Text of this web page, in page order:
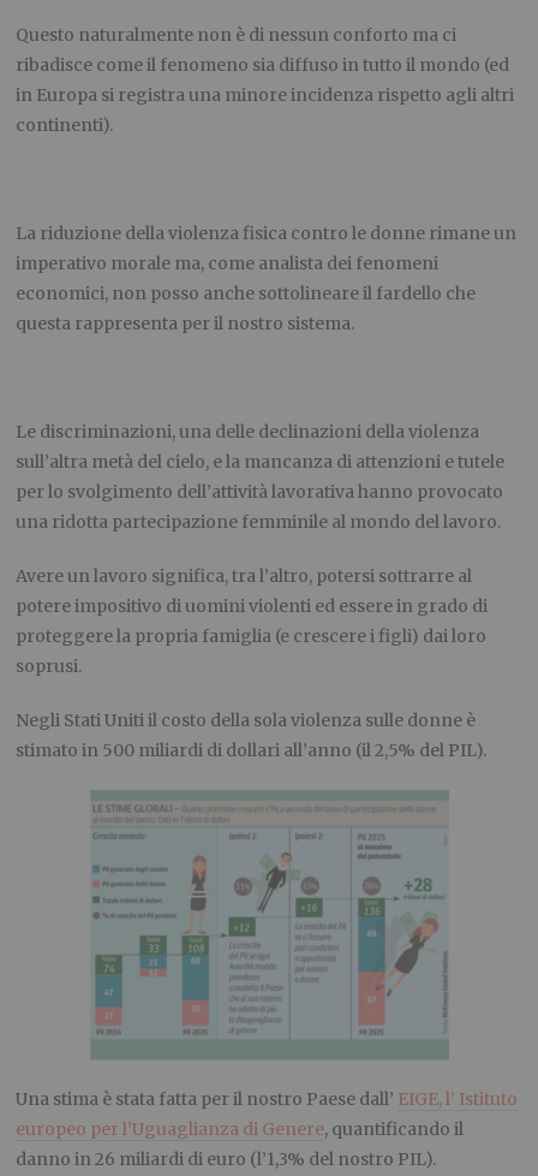
Questo naturalmente non è di nessun conforto ma ci
ribadisce come il fenomeno sia diffuso in tutto il mondo (ed
in Europa si registra una minore incidenza rispetto agli altri
continenti).
La riduzione della violenza fisica contro le donne rimane un
imperativo morale ma, come analista dei fenomeni
economici, non posso anche sottolineare il fardello che
questa rappresenta per il nostro sistema.
Le discriminazioni, una delle declinazioni della violenza
sull’altra metà del cielo, e la mancanza di attenzioni e tutele
per lo svolgimento dell’attività lavorativa hanno provocato
una ridotta partecipazione femminile al mondo del lavoro.
Avere un lavoro significa, tra l’altro, potersi sottrarre al
potere impositivo di uomini violenti ed essere in grado di
proteggere la propria famiglia (e crescere i figli) dai loro
soprusi.
Negli Stati Uniti il costo della sola violenza sulle donne è
stimato in 500 miliardi di dollari all’anno (il 2,5% del PIL).
Una stima è stata fatta per il nostro Paese dall’ EIGE, l’ Istituto
europeo per l’Uguaglianza di Genere, quantificando il
danno in 26 miliardi di euro (l’1,3% del nostro PIL).